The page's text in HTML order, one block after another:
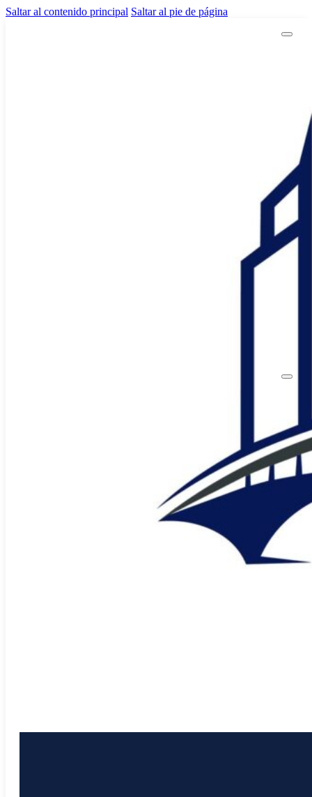
Saltar al contenido principal Saltar al pie de página